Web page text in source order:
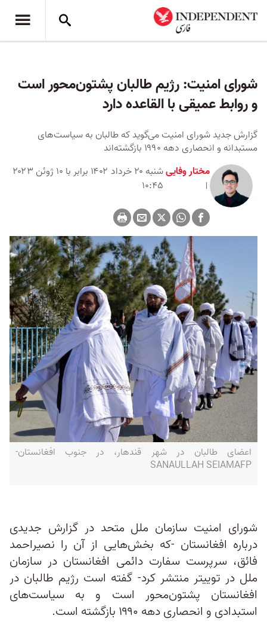
شورای امنیت: رژیم طالبان پشتون‌محور است
و روابط عمیقی با القاعده دارد
گزارش جدید شورای امنیت می‌گوید که طالبان به سیاست‌های
مستبدانه و انحصاری دهه ۱۹۹۰ بازگشته‌اند
مختار وفایی
شنبه ۲۰ خرداد ۱۴۰۲ برابر با ۱۰ ژوئن ۲۰۲۳
۱۰:۴۵
اعضای طالبان در شهر قندهار، در جنوب افغانستان-
SANAULLAH SEIAMAFP
شورای امنیت سازمان ملل متحد در گزارش جدیدی
درباره افغانستان -که بخش‌هایی از آن را نصیراحمد
فائق، سرپرست سفارت دائمی افغانستان در سازمان
ملل در توییتر منتشر کرد- گفته است رژیم طالبان در
افغانستان پشتون‌محور است و به سیاست‌های
استبدادی و انحصاری دهه ۱۹۹۰ بازگشته است.